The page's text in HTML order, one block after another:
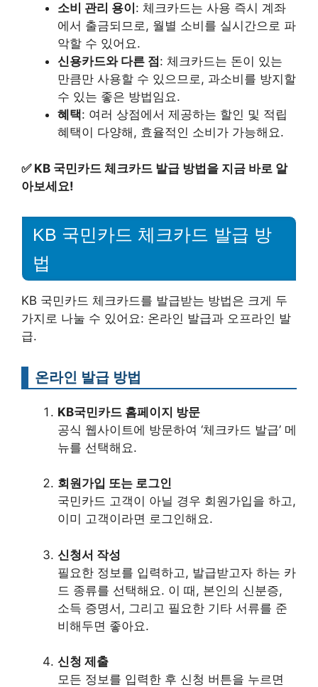
소비 관리 용이 : 체크카드는 사용 즉시 계좌
에서 출금되므로, 월별 소비를 실시간으로 파
악할 수 있어요.
신용카드와 다른 점 : 체크카드는 돈이 있는
만큼만 사용할 수 있으므로, 과소비를 방지할
수 있는 좋은 방법임요.
혜택: 여러 상점에서 제공하는 할인 및 적립
혜택이 다양해, 효율적인 소비가 가능해요.
✅ KB 국민카드 체크카드 발급 방법을 지금 바로 알
아보세요!
KB 국민카드 체크카드 발급 방
법
KB 국민카드 체크카드를 발급받는 방법은 크게 두
가지로 나눌 수 있어요: 온라인 발급과 오프라인 발
급.
온라인 발급 방법
KB국민카드 홈페이지 방문
공식 웹사이트에 방문하여 ‘체크카드 발급’ 메
뉴를 선택해요.
회원가입 또는 로그인
국민카드 고객이 아닐 경우 회원가입을 하고,
이미 고객이라면 로그인해요.
신청서 작성
필요한 정보를 입력하고, 발급받고자 하는 카
드 종류를 선택해요. 이 때, 본인의 신분증,
소득 증명서, 그리고 필요한 기타 서류를 준
비해두면 좋아요.
신청 제출
모든 정보를 입력한 후 신청 버튼을 누르면